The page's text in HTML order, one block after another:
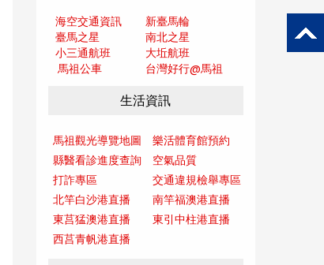
海空交通資訊
新臺馬輪
臺馬之星
南北之星
小三通航班
大坵航班
馬祖公車
台灣好行@馬祖
生活資訊
馬祖觀光導覽地圖
樂活體育館預約
縣醫看診進度查詢
空氣品質
打詐專區
交通違規檢舉專區
北竿白沙港直播
南竿福澳港直播
東莒猛澳港直播
東引中柱港直播
西莒青帆港直播